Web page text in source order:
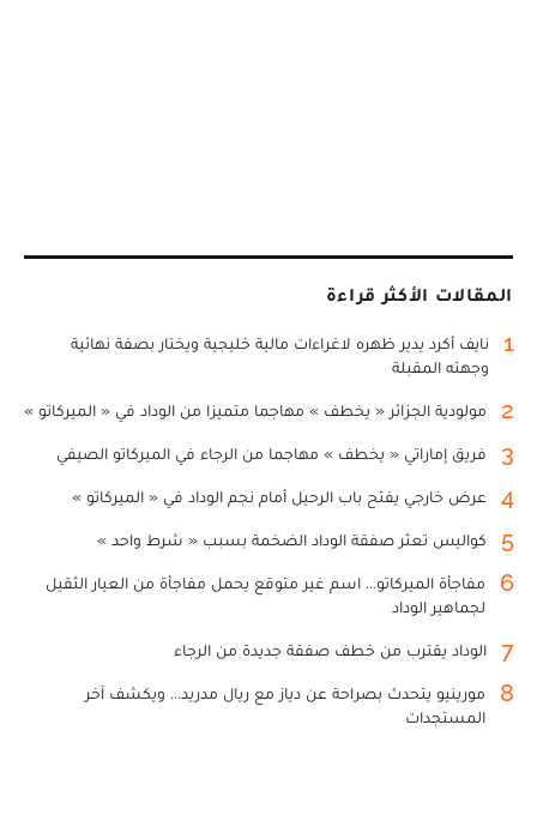
المقالات الأكثر قراءة
1
نايف أكرد يدير ظهره لاغراءات مالية خليجية ويختار بصفة نهائية
وجهته المقبلة
2 مولودية الجزائر « يخطف » مهاجما متميزا من الوداد في « الميركاتو »
3 فريق إماراتي « يخطف » مهاجما من الرجاء في الميركاتو الصيفي
4 عرض خارجي يفتح باب الرحيل أمام نجم الوداد في « الميركاتو »
5 كواليس تعثر صفقة الوداد الضخمة بسبب « شرط واحد »
6
مفاجأة الميركاتو... اسم غير متوقع يحمل مفاجأة من العيار الثقيل
لجماهير الوداد
7 الوداد يقترب من خطف صفقة جديدة من الرجاء
8
مورينيو يتحدث بصراحة عن دياز مع ريال مدريد... ويكشف آخر
المستجدات